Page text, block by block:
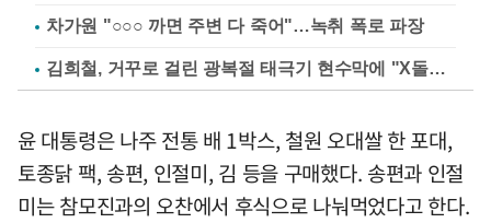
차가원 "○○○ 까면 주변 다 죽어"…녹취 폭로 파장
김희철, 거꾸로 걸린 광복절 태극기 현수막에 "X돌았네"
윤 대통령은 나주 전통 배 1박스, 철원 오대쌀 한 포대,
토종닭 팩, 송편, 인절미, 김 등을 구매했다. 송편과 인절
미는 참모진과의 오찬에서 후식으로 나눠먹었다고 한다.